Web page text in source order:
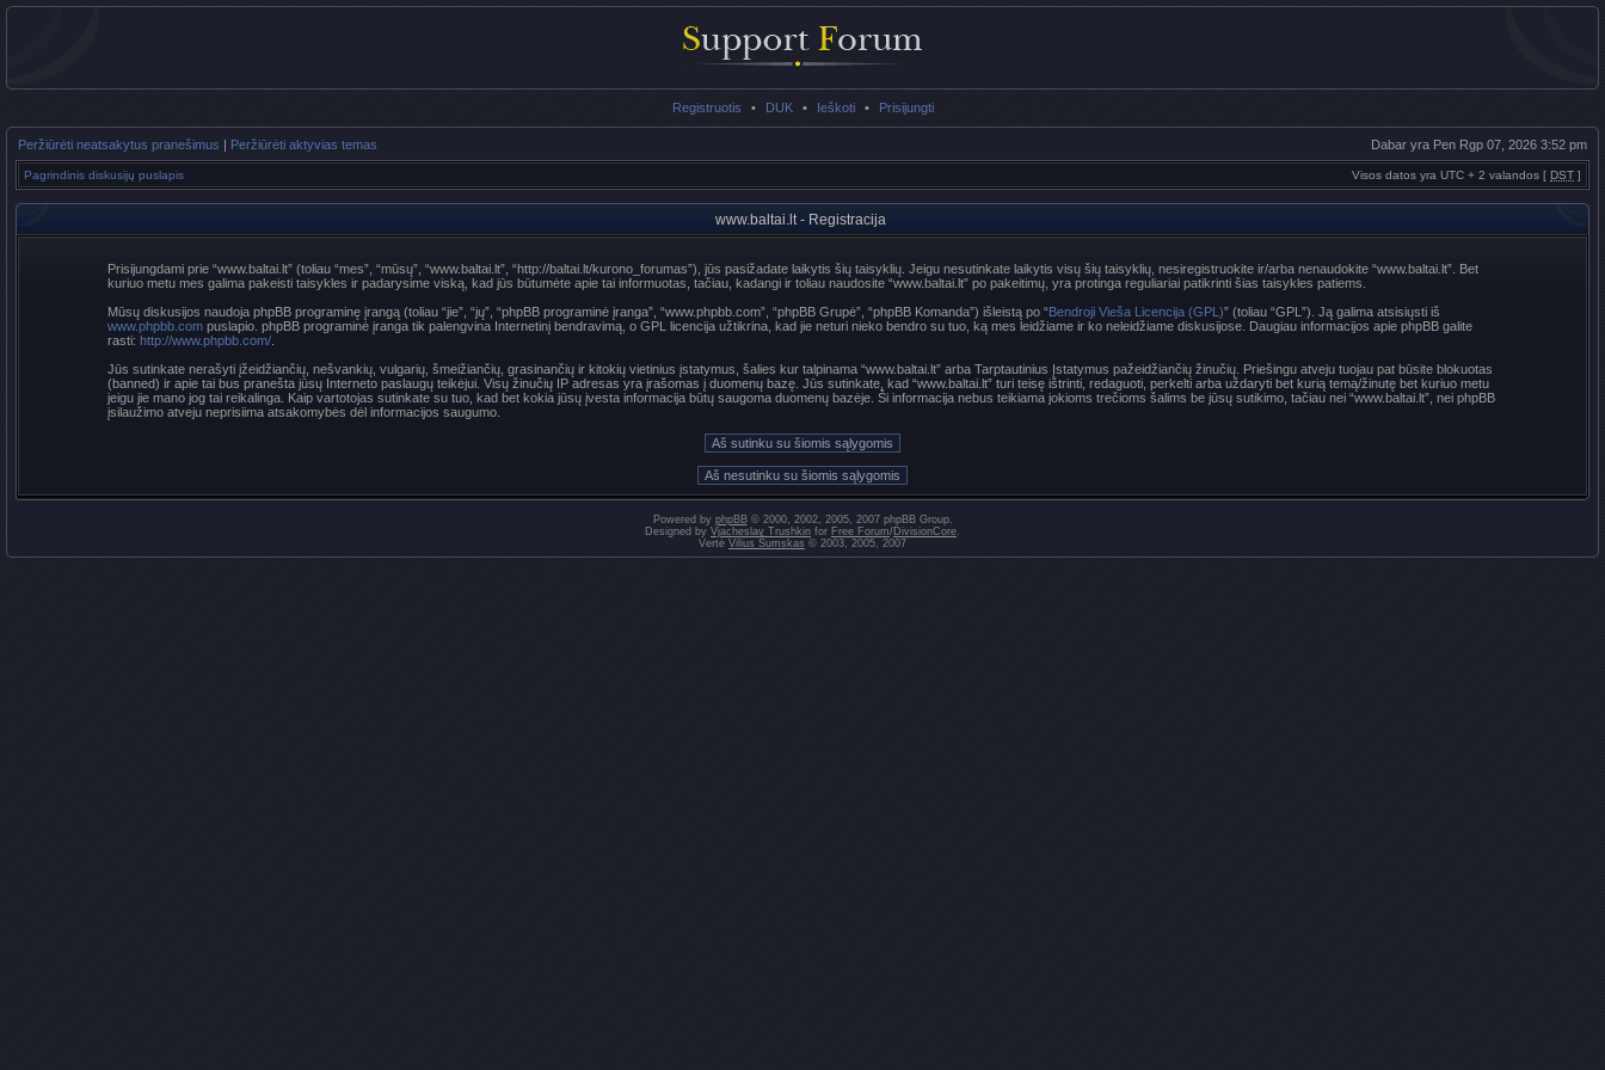
Registruotis • DUK • Ieškoti • Prisijungti
Peržiūrėti neatsakytus pranešimus | Peržiūrėti aktyvias temas Dabar yra Pen Rgp 07, 2026 3:52 pm
Pagrindinis diskusijų puslapis Visos datos yra UTC + 2 valandos [ DST ]
www.baltai.lt - Registracija
Prisijungdami prie “www.baltai.lt” (toliau “mes”, “mūsų”, “www.baltai.lt”, “http://baltai.lt/kurono_forumas”), jūs pasižadate laikytis šių taisyklių. Jeigu nesutinkate laikytis visų šių taisyklių, nesiregistruokite ir/arba nenaudokite “www.baltai.lt”. Bet
kuriuo metu mes galima pakeisti taisykles ir padarysime viską, kad jūs būtumėte apie tai informuotas, tačiau, kadangi ir toliau naudosite “www.baltai.lt” po pakeitimų, yra protinga reguliariai patikrinti šias taisykles patiems.
Mūsų diskusijos naudoja phpBB programinę įrangą (toliau “jie”, “jų”, “phpBB programinė įranga”, “www.phpbb.com”, “phpBB Grupė”, “phpBB Komanda”) išleistą po “Bendroji Vieša Licencija (GPL)” (toliau “GPL”). Ją galima atsisiųsti iš
www.phpbb.compuslapio. phpBB programinė įranga tik palengvina Internetinį bendravimą, o GPL licencija užtikrina, kad jie neturi nieko bendro su tuo, ką mes leidžiame ir ko neleidžiame diskusijose. Daugiau informacijos apie phpBB galite
rasti: http://www.phpbb.com/.
Jūs sutinkate nerašyti įžeidžiančių, nešvankių, vulgarių, šmeižiančių, grasinančių ir kitokių vietinius įstatymus, šalies kur talpinama “www.baltai.lt” arba Tarptautinius Įstatymus pažeidžiančių žinučių. Priešingu atveju tuojau pat būsite blokuotas
(banned) ir apie tai bus pranešta jūsų Interneto paslaugų teikėjui. Visų žinučių IP adresas yra įrašomas į duomenų bazę. Jūs sutinkate, kad “www.baltai.lt” turi teisę ištrinti, redaguoti, perkelti arba uždaryti bet kurią temą/žinutę bet kuriuo metu
jeigu jie mano jog tai reikalinga. Kaip vartotojas sutinkate su tuo, kad bet kokia jūsų įvesta informacija būtų saugoma duomenų bazėje. Ši informacija nebus teikiama jokioms trečioms šalims be jūsų sutikimo, tačiau nei “www.baltai.lt”, nei phpBB
įsilaužimo atveju neprisiima atsakomybės dėl informacijos saugumo.
Powered by phpBB© 2000, 2002, 2005, 2007 phpBB Group.
Designed by Vjacheslav Trushkin for Free Forum/DivisionCore.
Vertė Vilius Šumskas © 2003, 2005, 2007